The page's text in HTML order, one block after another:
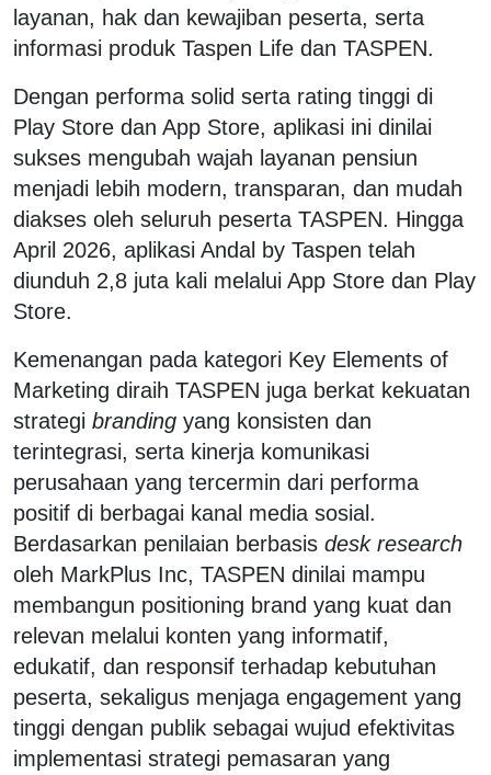
layanan, hak dan kewajiban peserta, serta
informasi produk Taspen Life dan TASPEN.
Dengan performa solid serta rating tinggi di
Play Store dan App Store, aplikasi ini dinilai
sukses mengubah wajah layanan pensiun
menjadi lebih modern, transparan, dan mudah
diakses oleh seluruh peserta TASPEN. Hingga
April 2026, aplikasi Andal by Taspen telah
diunduh 2,8 juta kali melalui App Store dan Play
Store.
Kemenangan pada kategori Key Elements of
Marketing diraih TASPEN juga berkat kekuatan
strategi branding yang konsisten dan
terintegrasi, serta kinerja komunikasi
perusahaan yang tercermin dari performa
positif di berbagai kanal media sosial.
Berdasarkan penilaian berbasis desk research
oleh MarkPlus Inc, TASPEN dinilai mampu
membangun positioning brand yang kuat dan
relevan melalui konten yang informatif,
edukatif, dan responsif terhadap kebutuhan
peserta, sekaligus menjaga engagement yang
tinggi dengan publik sebagai wujud efektivitas
implementasi strategi pemasaran yang